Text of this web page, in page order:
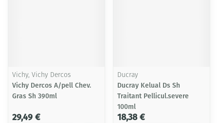
Vichy, Vichy Dercos
Vichy Dercos A/pell Chev.
Gras Sh 390ml
29,49 €
Ducray
Ducray Kelual Ds Sh
Traitant Pellicul.severe
100ml
18,38 €